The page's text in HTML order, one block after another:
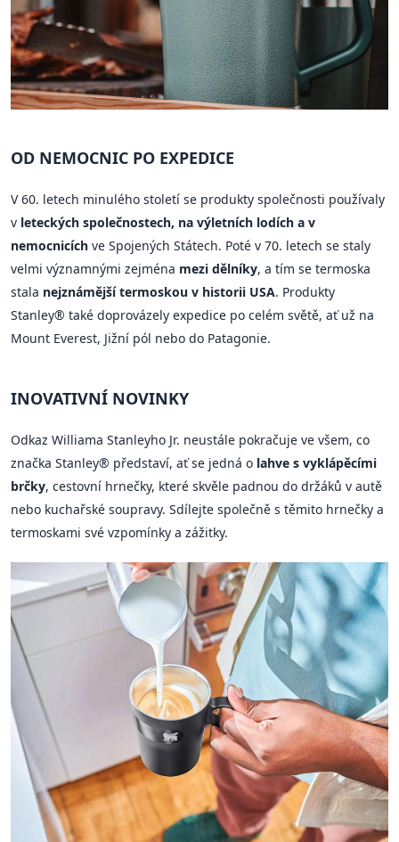
OD NEMOCNIC PO EXPEDICE
V 60. letech minulého století se produkty společnosti používaly
v leteckých společnostech, na výletních lodích a v
nemocnicích ve Spojených Státech. Poté v 70. letech se staly
velmi významnými zejména mezi dělníky, a tím se termoska
stala nejznámější termoskou v historii USA. Produkty
Stanley® také doprovázely expedice po celém světě, ať už na
Mount Everest, Jižní pól nebo do Patagonie.
INOVATIVNÍ NOVINKY
Odkaz Williama Stanleyho Jr. neustále pokračuje ve všem, co
značka Stanley® představí, ať se jedná o lahve s vyklápěcími
brčky, cestovní hrnečky, které skvěle padnou do držáků v autě
nebo kuchařské soupravy. Sdílejte společně s těmito hrnečky a
termoskami své vzpomínky a zážitky.